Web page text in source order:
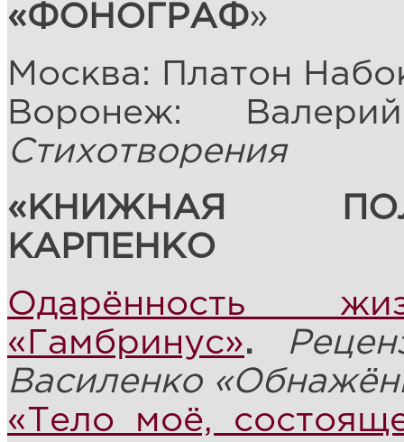
«ФОНОГРАФ»
Москва: Платон
Воронеж:
Стихотворения
«КНИЖНАЯ
КАРПЕНКО
Одарённость
«Гамбринус».
Василенко
«Тело моё,